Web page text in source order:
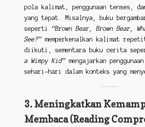
pola kalimat, penggunaan tenses,
yang tepat. Misalnya, buku
seperti “Brown Bear, Brown Bear,
See?”memperkenalkan kalimat
diikuti, sementara buku cerita
a Wimpy Kid”mengajarkan
sehari-hari dalam konteks yang
3. Meningkatkan
Membaca (Reading